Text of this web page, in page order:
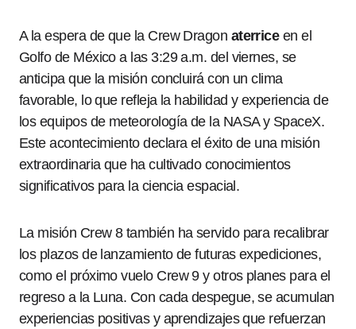
A la espera de que la Crew Dragon aterriceen el
Golfo de México a las 3:29 a.m. del viernes, se
anticipa que la misión concluirá con un clima
favorable, lo que refleja la habilidad y experiencia de
los equipos de meteorología de la NASA y SpaceX.
Este acontecimiento declara el éxito de una misión
extraordinaria que ha cultivado conocimientos
significativos para la ciencia espacial.
La misión Crew 8 también ha servido para recalibrar
los plazos de lanzamiento de futuras expediciones,
como el próximo vuelo Crew 9 y otros planes para el
regreso a la Luna. Con cada despegue, se acumulan
experiencias positivas y aprendizajes que refuerzan